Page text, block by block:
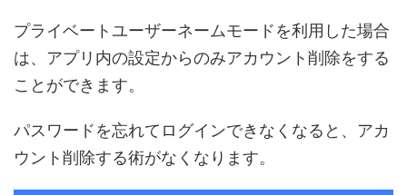
プライベートユーザーネームモードを利用した場合
は、アプリ内の設定からのみアカウント削除をする
ことができます。
パスワードを忘れてログインできなくなると、アカ
ウント削除する術がなくなります。